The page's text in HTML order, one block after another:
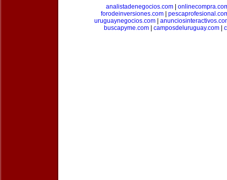
analistadenegocios.com
forodeinversiones.com
uruguaynegocios.com|
buscapyme.com
camposdeluruguay.com